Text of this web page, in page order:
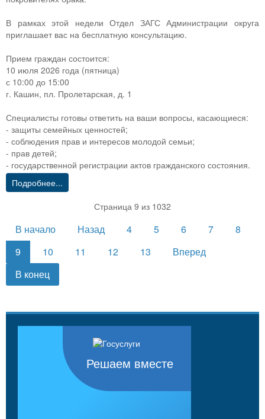
В рамках этой недели Отдел ЗАГС Администрации округа
приглашает вас на бесплатную консультацию.
Прием граждан состоится:
10 июля 2026 года (пятница)
с 10:00 до 15:00
г. Кашин, пл. Пролетарская, д. 1
Специалисты готовы ответить на ваши вопросы, касающиеся:
- защиты семейных ценностей;
- соблюдения прав и интересов молодой семьи;
- прав детей;
- государственной регистрации актов гражданского состояния.
Подробнее...
Страница 9 из 1032
В начало Назад 4 5 6 7
8
9
10 11 12 13
Вперед
В конец
Решаем вместе